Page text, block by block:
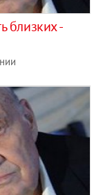
близких -